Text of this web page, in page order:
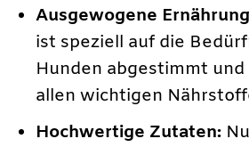
Ausgewogene
ist speziell auf die
Hunden abgestimmt
allen wichtigen
Hochwertige Zutaten: